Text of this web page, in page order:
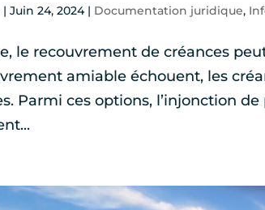
|Juin 24, 2024| Documentation juridique,
le recouvrement de créances
amiable échouent, les
Parmi ces options, l’injonction